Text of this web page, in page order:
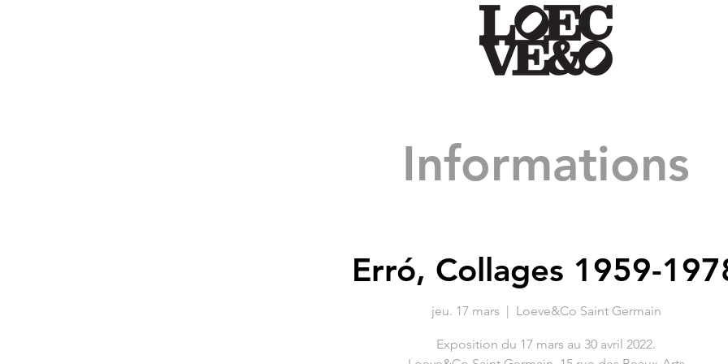
Informations
Erró, Collages 1959-
jeu. 17 mars
  |
Loeve&Co Saint Germain
Exposition du 17 mars au 30 avril 2022.